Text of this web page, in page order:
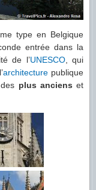
type en Belgique
entrée dans la
de l’UNESCO, qui
architecture publique
plus anciens et